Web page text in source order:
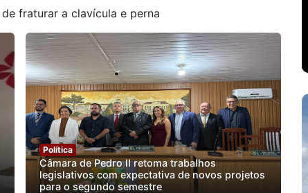
fraturar a clavícula e perna
Política
Câmara de Pedro II retoma trabalhos
legislativos com expectativa de novos projetos
para o segundo semestre